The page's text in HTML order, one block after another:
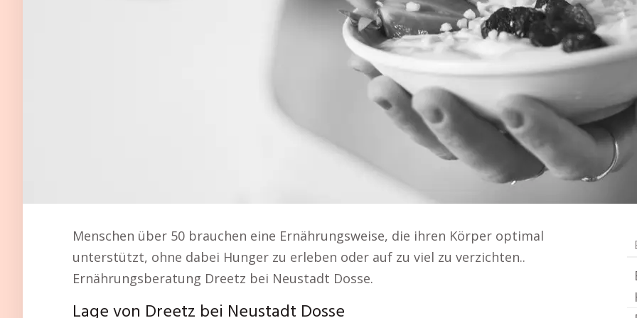
Menschen über 50 brauchen eine Ernährungsweise, die ihren Körper optimal
unterstützt, ohne dabei Hunger zu erleben oder auf zu viel zu verzichten..
Ernährungsberatung Dreetz bei Neustadt Dosse.
Lage von Dreetz bei Neustadt Dosse